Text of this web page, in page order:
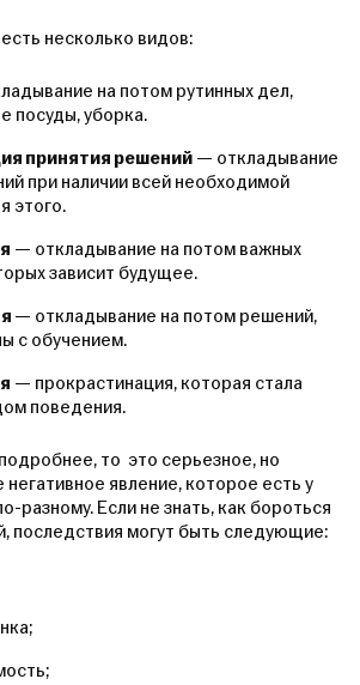
несколько видов:
на потом рутинных дел,
посуды, уборка.
принятия решений— откладывание
при наличии всей необходимой
этого.
— откладывание на потом важных
зависит будущее.
— откладывание на потом решений,
с обучением.
— прокрастинация, которая стала
поведения.
то это серьезное, но
явление, которое есть у
разному. Если не знать, как бороться
последствия могут быть следующие: